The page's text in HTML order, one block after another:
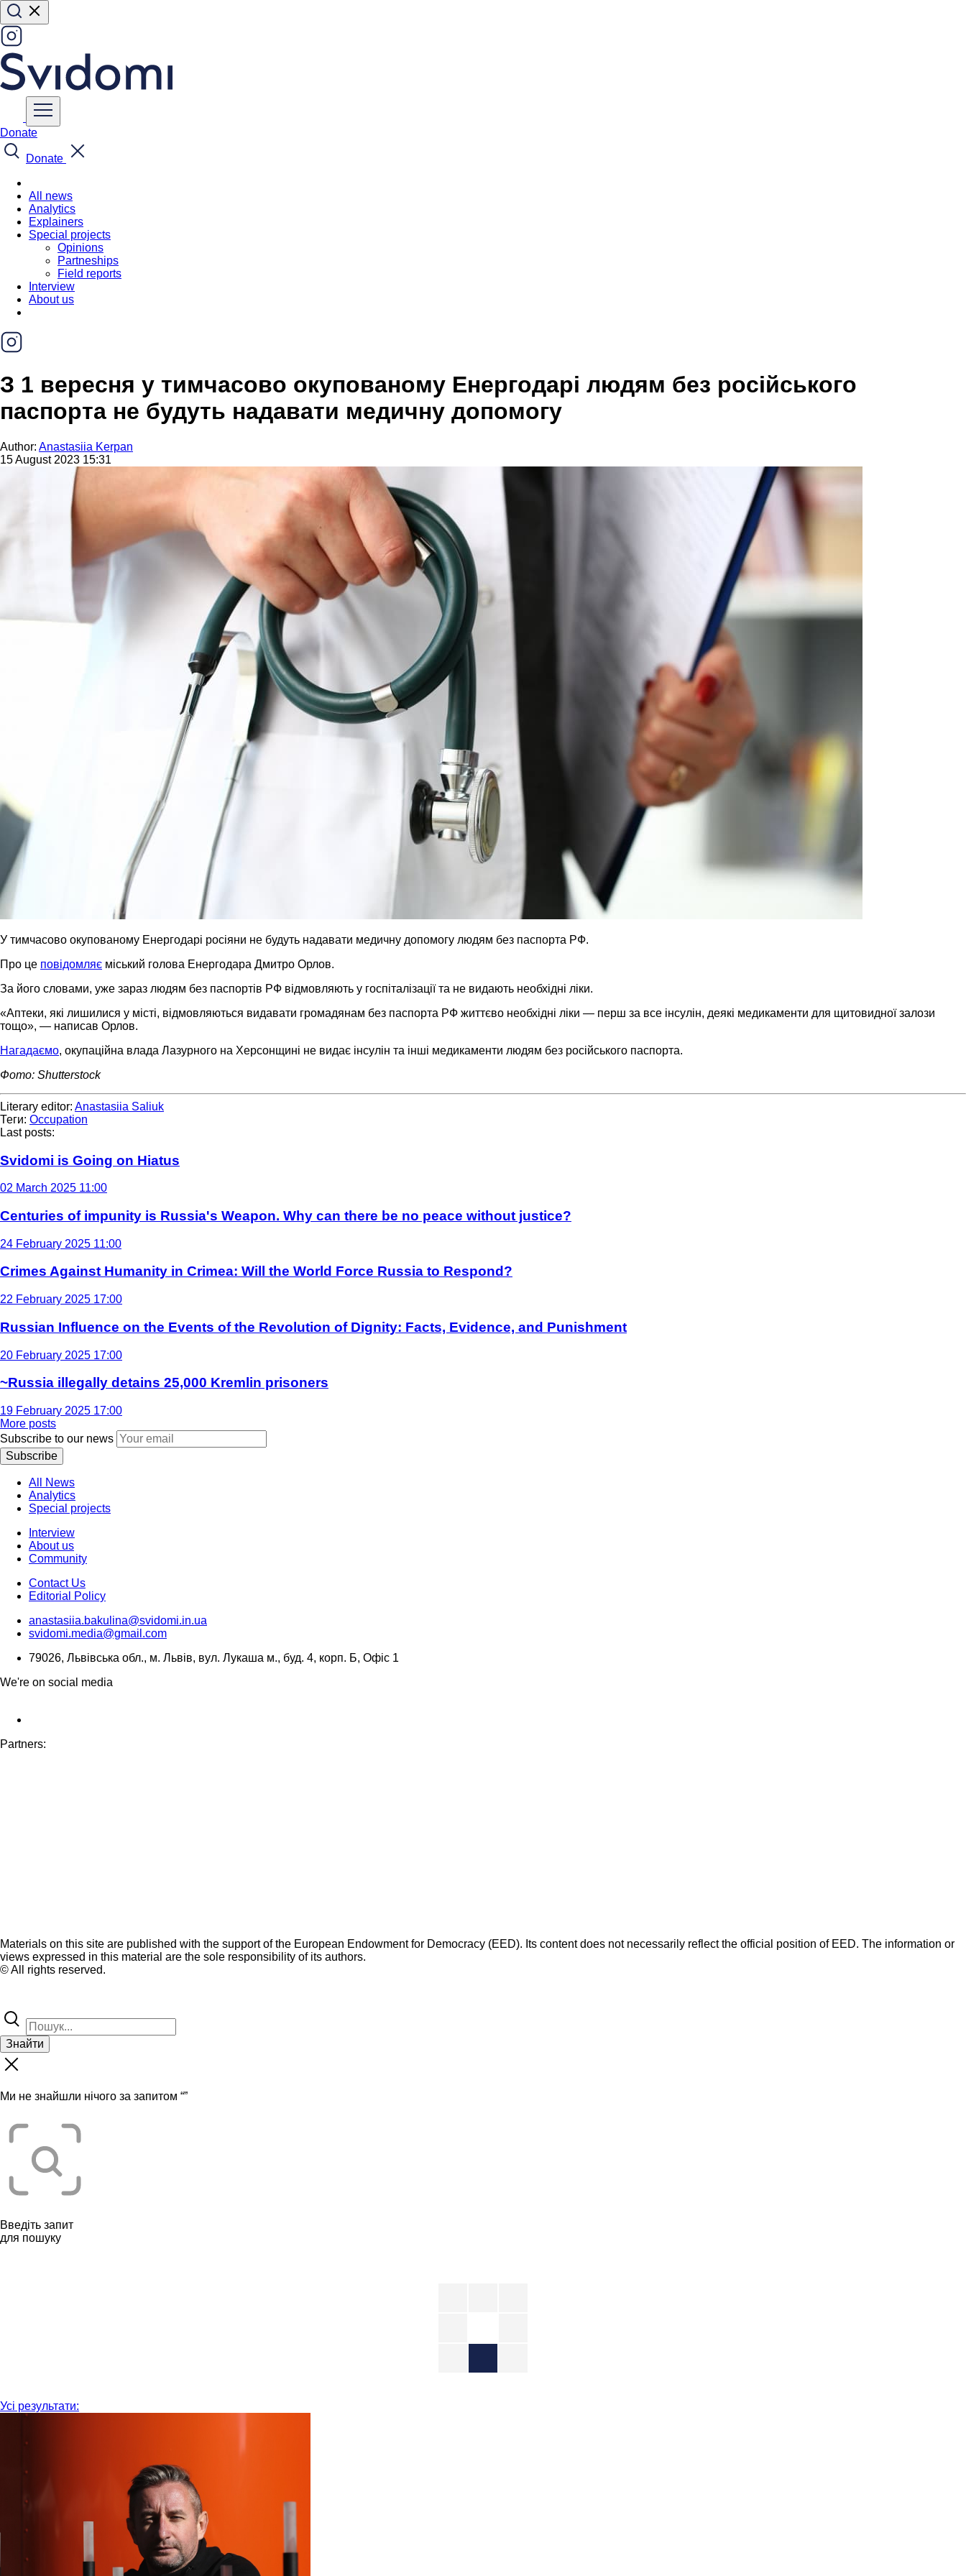
Donate
Donate
All news
Analytics
Explainers
Special projects
Opinions
Partneships
Field reports
Interview
About us
З 1 вересня у тимчасово окупованому Енергодарі людям без російського
паспорта не будуть надавати медичну допомогу
Author: Anastasiia Kerpan
15 August 2023 15:31
У тимчасово окупованому Енергодарі росіяни не будуть надавати медичну допомогу людям без паспорта РФ.
Про це повідомляє міський голова Енергодара Дмитро Орлов.
За його словами, уже зараз людям без паспортів РФ відмовляють у госпіталізації та не видають необхідні ліки.
«Аптеки, які лишилися у місті, відмовляються видавати громадянам без паспорта РФ життєво необхідні ліки — перш за все інсулін, деякі медикаменти для щитовидної залози
тощо», — написав Орлов.
Нагадаємо, окупаційна влада Лазурного на Херсонщині не видає інсулін та інші медикаменти людям без російського паспорта.
Фото: Shutterstock
Literary editor: Anastasiia Saliuk
Теги: Occupation
Last posts:
Svidomi is Going on Hiatus
02 March 2025 11:00
Centuries of impunity is Russia's Weapon. Why can there be no peace without justice?
24 February 2025 11:00
Crimes Against Humanity in Crimea: Will the World Force Russia to Respond?
22 February 2025 17:00
Russian Influence on the Events of the Revolution of Dignity: Facts, Evidence, and Punishment
20 February 2025 17:00
~Russia illegally detains 25,000 Kremlin prisoners
19 February 2025 17:00
More posts
Subscribe to our news
Subscribe
All News
Analytics
Special projects
Interview
About us
Community
Contact Us
Editorial Policy
anastasiia.bakulina@svidomi.in.ua
svidomi.media@gmail.com
79026, Львівська обл., м. Львів, вул. Лукаша м., буд. 4, корп. Б, Офіс 1
We're on social media
Partners:
Materials on this site are published with the support of the European Endowment for Democracy (EED). Its content does not necessarily reflect the official position of EED. The information or
views expressed in this material are the sole responsibility of its authors.
© All rights reserved.
Знайти
Ми не знайшли нічого за запитом “”
Введіть запит
для пошуку
Усі результати: